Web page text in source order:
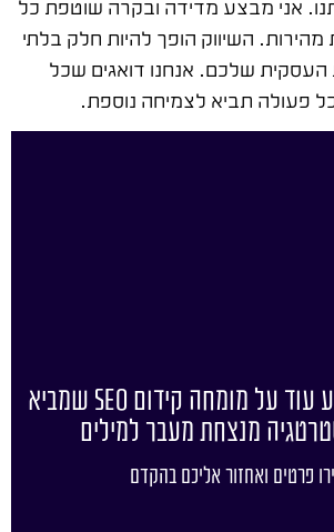
אני מבצע מדידה ובקרה שוטפת כל
מהירות. השיווק הופך להיות חלק בלתי
שלכם. אנחנו דואגים שכל
פעולה תביא לצמיחה נוספת.
מעוניינים לשמוע עוד על מומחה קידום SEO שמביא
מנצחת מעבר למילים
פרטים ואחזור אליכם בהקדם